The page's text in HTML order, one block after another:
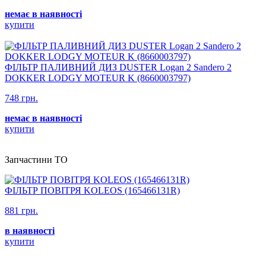
немає в наявності
купити
ФІЛЬТР ПАЛИВНИЙ ДИЗ DUSTER Logan 2 Sandero 2
DOKKER LODGY MOTEUR K (8660003797)
748 грн.
немає в наявності
купити
Запчастини ТО
ФІЛЬТР ПОВІТРЯ KOLEOS (165466131R)
881 грн.
в наявності
купити